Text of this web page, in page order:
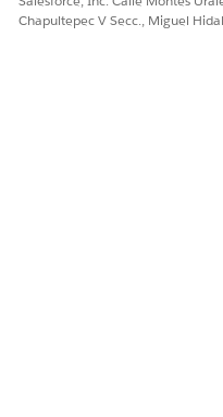
Chapultepec V Secc., Miguel